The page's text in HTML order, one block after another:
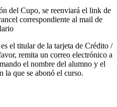
del Cupo, se reenviará el link de
correspondiente al mail de
el titular de la tarjeta de Crédito /
remita un correo electrónico a
el nombre del alumno y el
la que se abonó el curso.